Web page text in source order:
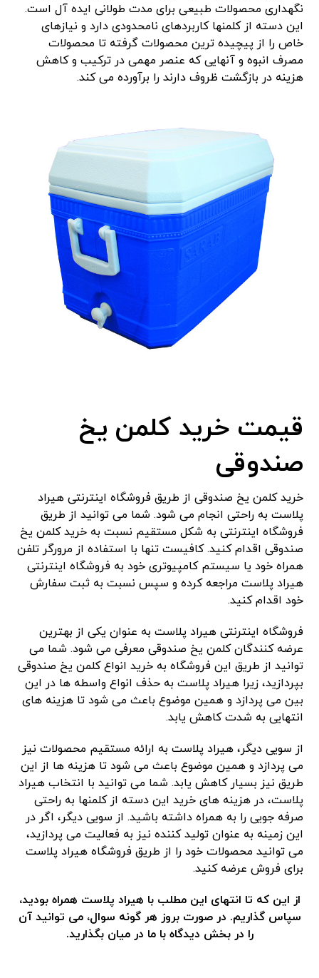
نگهداری محصولات طبیعی برای مدت طولانی ایده آل است.
این دسته از کلمنها کاربردهای نامحدودی دارد و نیازهای
خاص را از پیچیده ترین محصولات گرفته تا محصولات
مصرف انبوه و آنهایی که عنصر مهمی در ترکیب و کاهش
هزینه در بازگشت ظروف دارند را برآورده می کند.
قیمت خرید کلمن یخ
صندوقی
خرید کلمن یخ صندوقی از طریق فروشگاه اینترنتی هیراد
پلاست به راحتی انجام می شود. شما می توانید از طریق
فروشگاه اینترنتی به شکل مستقیم نسبت به خرید کلمن یخ
صندوقی اقدام کنید. کافیست تنها با استفاده از مرورگر تلفن
همراه خود یا سیستم کامپیوتری خود به فروشگاه اینترنتی
هیراد پلاست مراجعه کرده و سپس نسبت به ثبت سفارش
خود اقدام کنید.
فروشگاه اینترنتی هیراد پلاست به عنوان یکی از بهترین
عرضه کنندگان کلمن یخ صندوقی معرفی می شود. شما می
توانید از طریق این فروشگاه به خرید انواع کلمن یخ صندوقی
بپردازید، زیرا هیراد پلاست به حذف انواع واسطه ها در این
بین می پردازد و همین موضوع باعث می شود تا هزینه های
انتهایی به شدت کاهش یابد.
از سویی دیگر، هیراد پلاست به ارائه مستقیم محصولات نیز
می پردازد و همین موضوع باعث می شود تا هزینه ها از این
طریق نیز بسیار کاهش یابد. شما می توانید با انتخاب هیراد
پلاست، در هزینه های خرید این دسته از کلمنها به راحتی
صرفه جویی را به همراه داشته باشید. از سویی دیگر، اگر در
این زمینه به عنوان تولید کننده نیز به فعالیت می پردازید،
می توانید محصولات خود را از طریق فروشگاه هیراد پلاست
برای فروش عرضه کنید.
از این که تا انتهای این مطلب با هیراد پلاست همراه بودید،
سپاس گذاریم. در صورت بروز هر گونه سوال، می توانید آن
را در بخش دیدگاه با ما در میان بگذارید.